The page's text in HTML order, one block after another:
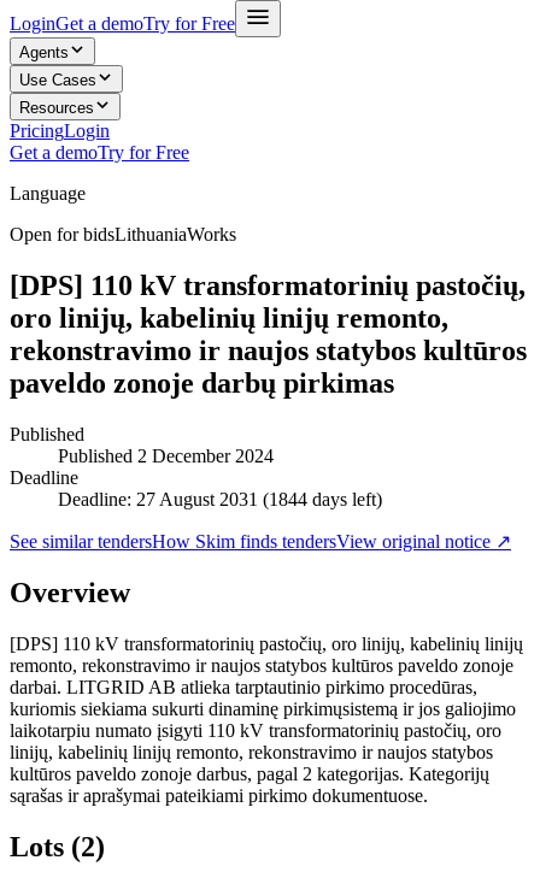
LoginGet a demoTry for Free
Agents
Use Cases
Resources
PricingLogin
Get a demoTry for Free
Language
Open for bidsLithuaniaWorks
[DPS] 110 kV transformatorinių pastočių,
oro linijų, kabelinių linijų remonto,
rekonstravimo ir naujos statybos kultūros
paveldo zonoje darbų pirkimas
Published
Published 2 December 2024
Deadline
Deadline: 27 August 2031 (1844 days left)
See similar tendersHow Skim finds tendersView original notice ↗
Overview
[DPS] 110 kV transformatorinių pastočių, oro linijų, kabelinių linijų
remonto, rekonstravimo ir naujos statybos kultūros paveldo zonoje
darbai. LITGRID AB atlieka tarptautinio pirkimo procedūras,
kuriomis siekiama sukurti dinaminę pirkimųsistemą ir jos galiojimo
laikotarpiu numato įsigyti 110 kV transformatorinių pastočių, oro
linijų, kabelinių linijų remonto, rekonstravimo ir naujos statybos
kultūros paveldo zonoje darbus, pagal 2 kategorijas. Kategorijų
sąrašas ir aprašymai pateikiami pirkimo dokumentuose.
Lots (2)